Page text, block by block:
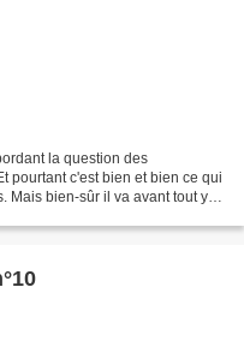
la question des
pourtant c'est bien et bien ce qui
Mais bien-sûr il va avant tout y